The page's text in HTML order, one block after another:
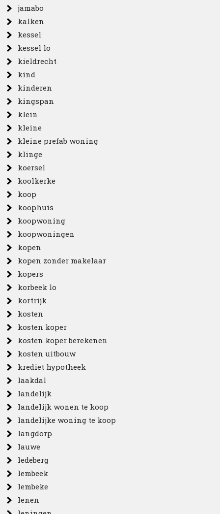
jamabo
kalken
kessel
kessel lo
kieldrecht
kind
kinderen
kingspan
klein
kleine
kleine prefab woning
klinge
koersel
koolkerke
koop
koophuis
koopwoning
koopwoningen
kopen
kopen zonder makelaar
kopers
korbeek lo
kortrijk
kosten
kosten koper
kosten koper berekenen
kosten uitbouw
krediet hypotheek
laakdal
landelijk
landelijk wonen te koop
landelijke woning te koop
langdorp
lauwe
ledeberg
lembeek
lembeke
lenen